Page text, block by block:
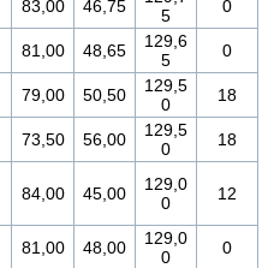
83,00 46,75
5
0
81,00 48,65
129,6
5
0
79,00 50,50
129,5
0
18
73,50 56,00
129,5
0
18
84,00 45,00
129,0
0
12
81,00 48,00
129,0
0
0